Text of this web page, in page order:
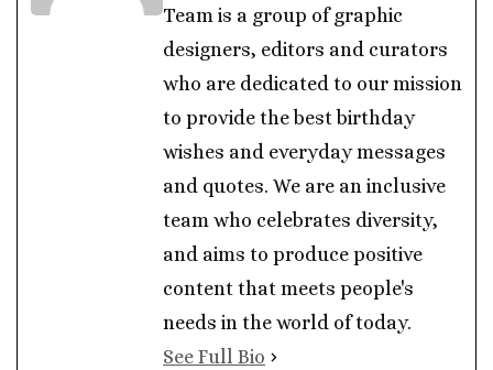
Team is a group of graphic
designers, editors and curators
who are dedicated to our mission
to provide the best birthday
wishes and everyday messages
and quotes. We are an inclusive
team who celebrates diversity,
and aims to produce positive
content that meets people's
needs in the world of today.
See Full Bio